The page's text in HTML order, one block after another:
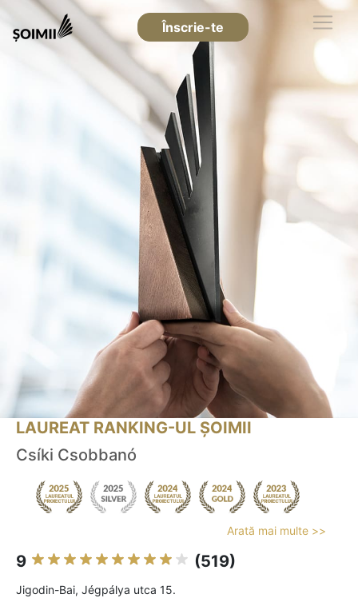
Înscrie-te
LAUREAT RANKING-UL ȘOIMII
Csíki Csobbanó
Arată mai multe >>
9 (519)
Jigodin-Bai, Jégpálya utca 15.